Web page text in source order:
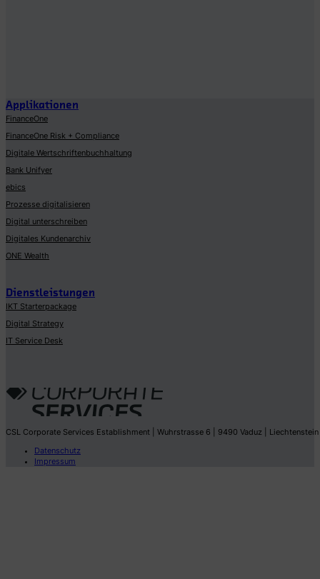
Applikationen
FinanceOne
FinanceOne Risk + Compliance
Digitale Wertschriftenbuchhaltung
Bank Unifyer
ebics
Prozesse digitalisieren
Digital unterschreiben
Digitales Kundenarchiv
ONE Wealth
Dienstleistungen
IKT Starterpackage
Digital Strategy
IT Service Desk
CSL Corporate Services Establishment | Wuhrstrasse 6 | 9490 Vaduz | Liechtenstein
Datenschutz
Impressum